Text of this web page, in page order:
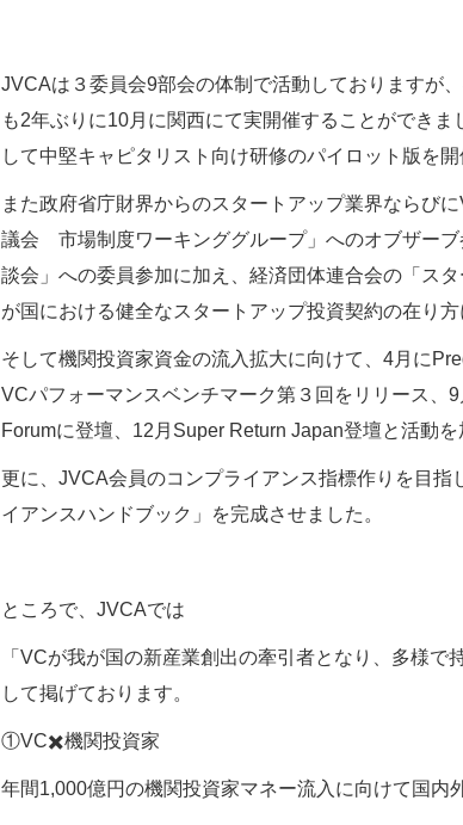
JVCAは３委員会9部会の体制で活動しておりますが
も2年ぶりに10月に関西にて実開催することができ
して中堅キャピタリスト向け研修のパイロット版を
また政府省庁財界からのスタートアップ業界ならび
議会 市場制度ワーキンググループ」へのオブザー
談会」への委員参加に加え、経済団体連合会の「ス
が国における健全なスタートアップ投資契約の在り
そして機関投資家資金の流入拡大に向けて、4月に
VCパフォーマンスベンチマーク第３回をリリース、
Forumに登壇、12月Super Return Japan登壇と活動を
更に、JVCA会員のコンプライアンス指標作りを目
イアンスハンドブック」を完成させました。
ところで、JVCAでは
「VCが我が国の新産業創出の牽引者となり、多様
して掲げております。
①VC✖️機関投資家
年間1,000億円の機関投資家マネー流入に向けて国内